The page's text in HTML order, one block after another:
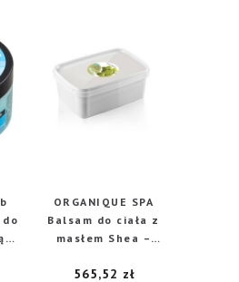
ORGANIQUE SPA
Balsam do ciała z
masłem Shea –
565,52 zł